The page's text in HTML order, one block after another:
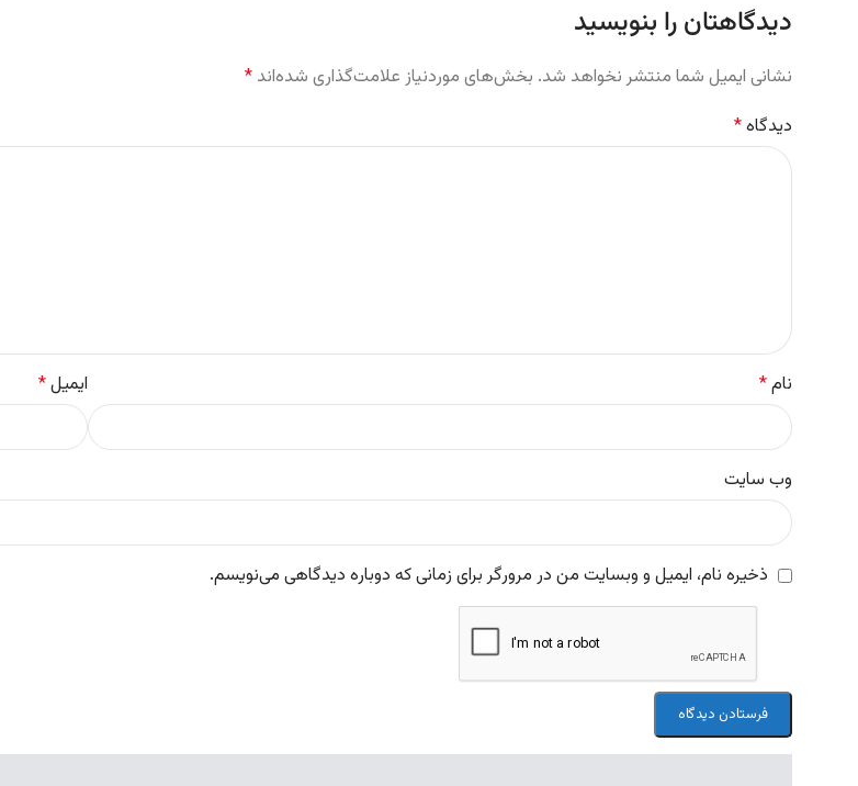
دیدگاهتان را بنویسید
نشانی ایمیل شما منتشر نخواهد شد. بخش‌های موردنیاز علامت‌گذاری شده‌اند *
دیدگاه*
نام* ایمیل*
وب‌ سایت
ذخیره نام، ایمیل و وبسایت من در مرورگر برای زمانی که دوباره دیدگاهی می‌نویسم.